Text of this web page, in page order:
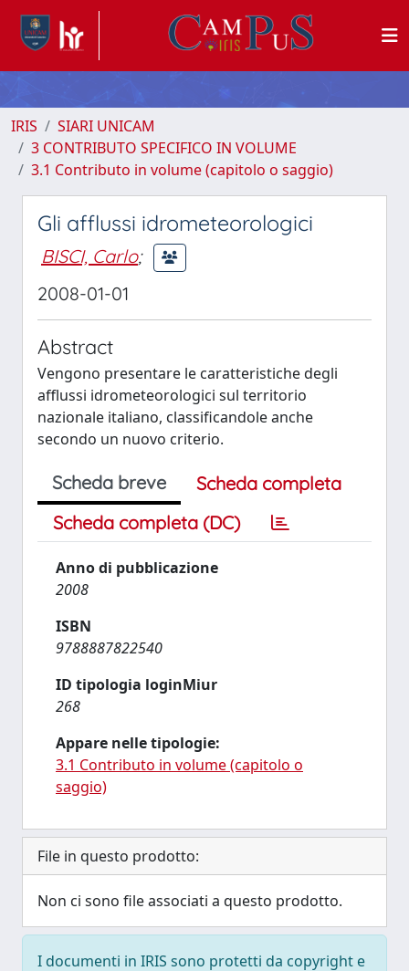
IRIS
SIARI UNICAM
3 CONTRIBUTO SPECIFICO IN VOLUME
3.1 Contributo in volume (capitolo o saggio)
Gli afflussi idrometeorologici
BISCI, Carlo;
2008-01-01
Abstract
Vengono presentare le caratteristiche degli
afflussi idrometeorologici sul territorio
nazionale italiano, classificandole anche
secondo un nuovo criterio.
Scheda breve
Scheda completa
Scheda completa (DC)
Anno di pubblicazione
2008
ISBN
9788887822540
ID tipologia loginMiur
268
Appare nelle tipologie:
3.1 Contributo in volume (capitolo o
saggio)
File in questo prodotto:
Non ci sono file associati a questo prodotto.
I documenti in IRIS sono protetti da copyright e